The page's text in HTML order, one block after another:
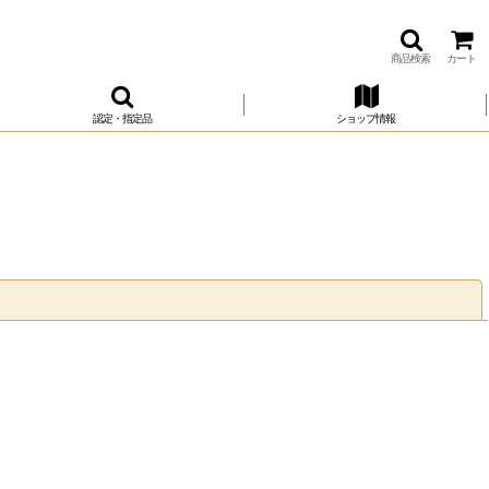
商品検索 カート
認定・指定品 ショップ情報